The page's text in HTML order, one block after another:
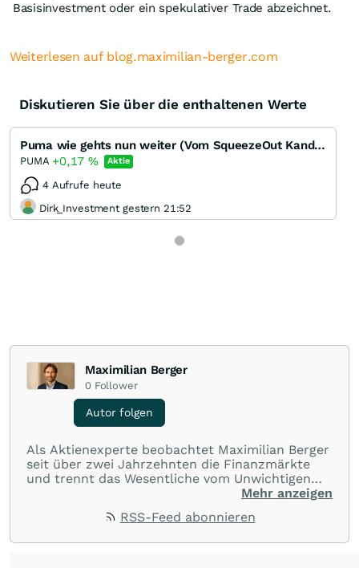
Basisinvestment oder ein spekulativer Trade abzeichnet.
Weiterlesen auf blog.maximilian-berger.com
Diskutieren Sie über die enthaltenen Werte
Puma wie gehts nun weiter (Vom SqueezeOut Kandidaten zum MDax Kandidaten)
PUMA +0,17 % Aktie
4 Aufrufe heute
Dirk_Investment gestern 21:52
Maximilian Berger
0 Follower
Autor folgen
Als Aktienexperte beobachtet Maximilian Berger
seit über zwei Jahrzehnten die Finanzmärkte
und trennt das Wesentliche vom Unwichtigen
und liefert wöchentlich klare, unabhängige
und Renditen liefern.
Mehr anzeigen
RSS-Feed abonnieren